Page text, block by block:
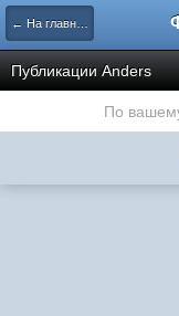
← На главную
Публикации Anders
По